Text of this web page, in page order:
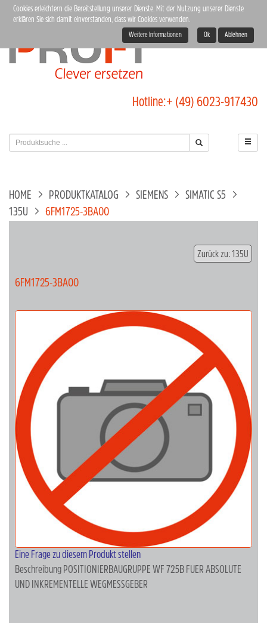
Hotline:+ (49) 6023-917430
HOME PRODUKTKATALOG SIEMENS
SIMATIC S5
135U
6FM1725-3BA00
Zurück zu: 135U
6FM1725-3BA00
Eine Frage zu diesem Produkt stellen
Beschreibung POSITIONIERBAUGRUPPE WF 725B FUER ABSOLUTE
UND INKREMENTELLE WEGMESSGEBER
Cookies erleichtern die Bereitstellung unserer Dienste. Mit der Nutzung unserer Dienste
erklären Sie sich damit einverstanden, dass wir Cookies verwenden.
Weitere Informationen Ok Ablehnen